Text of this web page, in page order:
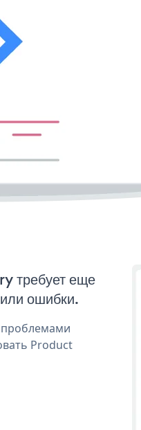
требует еще
ошибки.
проблемами
Product